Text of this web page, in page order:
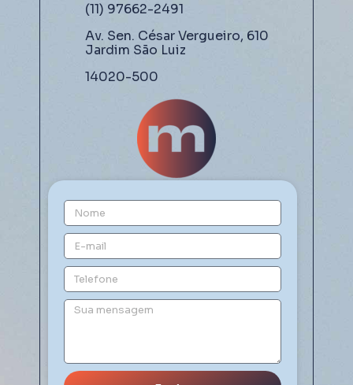
(11) 97662-2491
Av. Sen. César Vergueiro, 610
Jardim São Luiz
14020-500